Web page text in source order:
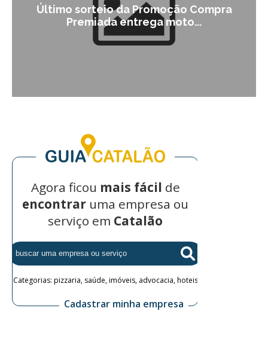
Último sorteio da Promoção Compra
Premiada entrega moto...